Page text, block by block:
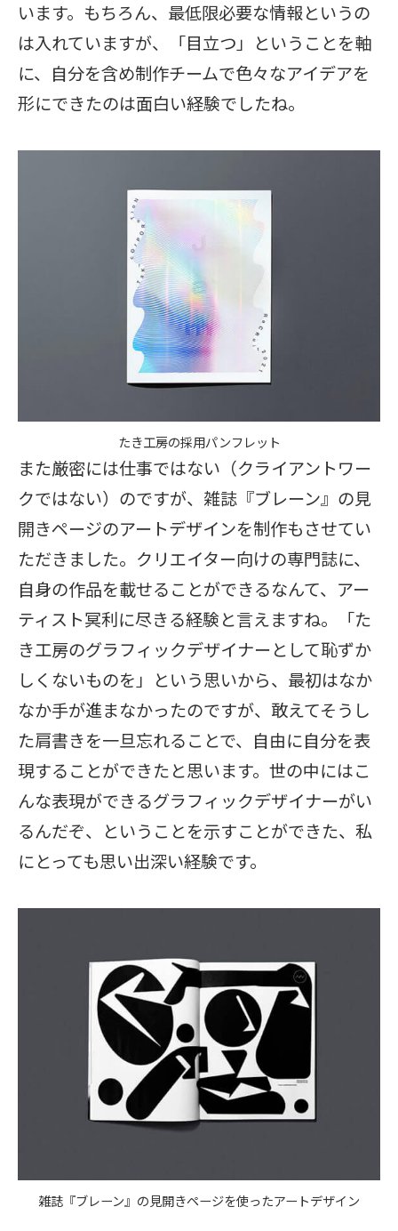
います。もちろん、最低限必要な情報というの
は入れていますが、「目立つ」ということを軸
に、自分を含め制作チームで色々なアイデアを
形にできたのは面白い経験でしたね。
たき工房の採用パンフレット
また厳密には仕事ではない（クライアントワー
クではない）のですが、雑誌『ブレーン』の見
開きページのアートデザインを制作もさせてい
ただきました。クリエイター向けの専門誌に、
自身の作品を載せることができるなんて、アー
ティスト冥利に尽きる経験と言えますね。「た
き工房のグラフィックデザイナーとして恥ずか
しくないものを」という思いから、最初はなか
なか手が進まなかったのですが、敢えてそうし
た肩書きを一旦忘れることで、自由に自分を表
現することができたと思います。世の中にはこ
んな表現ができるグラフィックデザイナーがい
るんだぞ、ということを示すことができた、私
にとっても思い出深い経験です。
雑誌『ブレーン』の見開きページを使ったアートデザイン